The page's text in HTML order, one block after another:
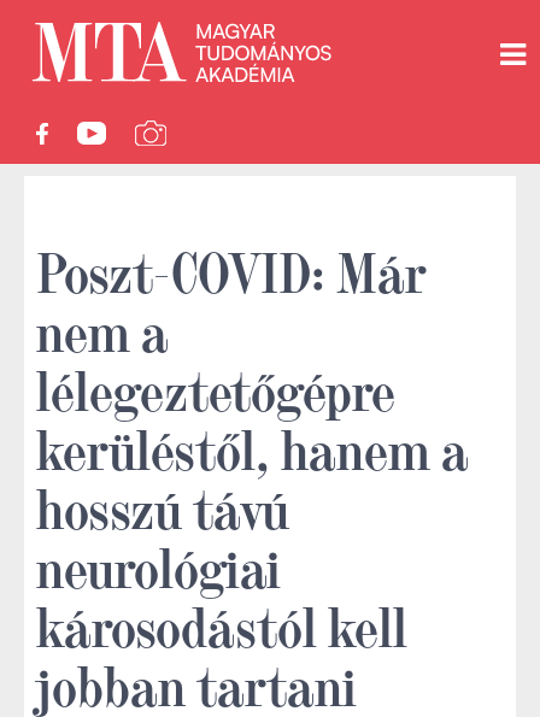
Poszt-COVID: Már
nem a
lélegeztetőgépre
kerüléstől, hanem a
hosszú távú
neurológiai
károsodástól kell
jobban tartani